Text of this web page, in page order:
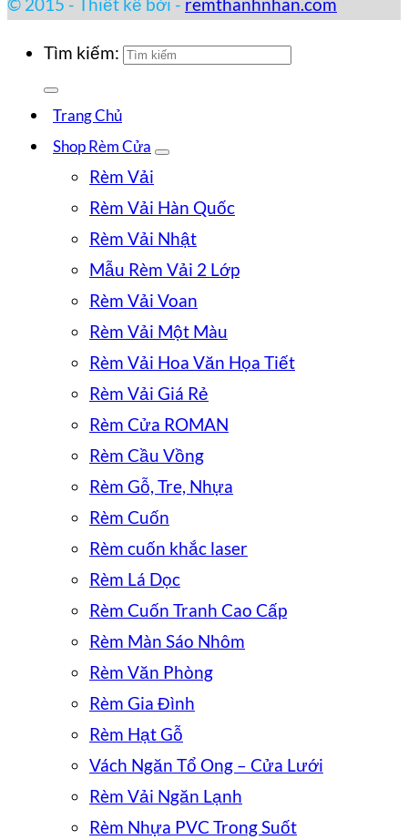
Tìm kiếm:
Trang Chủ
Shop Rèm Cửa
Rèm Vải
Rèm Vải Hàn Quốc
Rèm Vải Nhật
Mẫu Rèm Vải 2 Lớp
Rèm Vải Voan
Rèm Vải Một Màu
Rèm Vải Hoa Văn Họa Tiết
Rèm Vải Giá Rẻ
Rèm Cửa ROMAN
Rèm Cầu Vồng
Rèm Gỗ, Tre, Nhựa
Rèm Cuốn
Rèm cuốn khắc laser
Rèm Lá Dọc
Rèm Cuốn Tranh Cao Cấp
Rèm Màn Sáo Nhôm
Rèm Văn Phòng
Rèm Gia Đình
Rèm Hạt Gỗ
Vách Ngăn Tổ Ong – Cửa Lưới
Rèm Vải Ngăn Lạnh
Rèm Nhựa PVC Trong Suốt